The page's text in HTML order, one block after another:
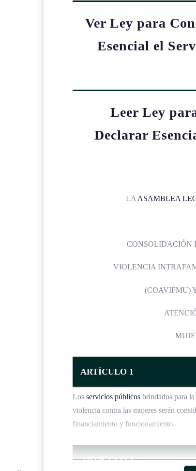
Ver Ley para
Esencial el
Leer Ley
Declarar
LA ASAMBLEA
CONSOLIDACIÓN
VIOLENCIA
(COAVIFMU)
ARTÍCULO 1
Los servicios públicos brindados para
violencia contra las mujeres serán
financiamiento y funcionamiento.
ARTÍCULO 2